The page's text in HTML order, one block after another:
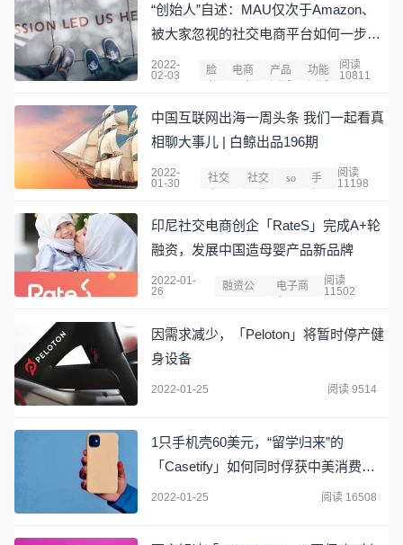
“创始人”自述：MAU仅次于Amazon、
被大家忽视的社交电商平台如何一步步
走来
2022-
02-03
脸
电商
产品
功能
阅读
10811
中国互联网出海一周头条 我们一起看真
相聊大事儿 | 白鲸出品196期
2022-
01-30
社交
社交
so
手
阅读
11198
印尼社交电商创企「RateS」完成A+轮
融资，发展中国造母婴产品新品牌
2022-01-
26
融资公
电子商
阅读
11502
因需求减少，「Peloton」将暂时停产健
身设备
2022-01-25 阅读 9514
1只手机壳60美元，“留学归来”的
「Casetify」如何同时俘获中美消费
者？
2022-01-25 阅读 16508